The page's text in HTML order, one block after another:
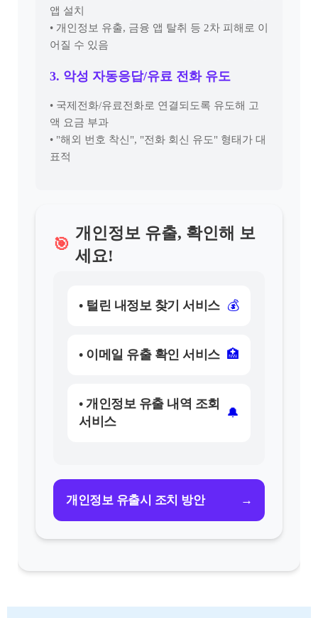
앱 설치
• 개인정보 유출, 금융 앱 탈취 등 2차 피해로 이
어질 수 있음
3. 악성 자동응답/유료 전화 유도
• 국제전화/유료전화로 연결되도록 유도해 고
액 요금 부과
• "해외 번호 착신", "전화 회신 유도" 형태가 대
표적
🎯
개인정보 유출, 확인해 보
세요!
• 털린 내정보 찾기 서비스 💰
• 이메일 유출 확인 서비스 🏥
• 개인정보 유출 내역 조회
서비스
🔔
개인정보 유출시 조치 방안 →